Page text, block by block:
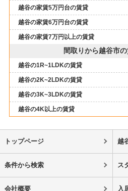
越谷の家賃5万円台の賃貸
越谷の家賃6万円台の賃貸
越谷の家賃7万円以上の賃貸
間取りから越谷市
越谷の1R~1LDKの賃貸
越谷の2K~2LDKの賃貸
越谷の3K~3LDKの賃貸
越谷の4K以上の賃貸
トップページ 越
条件から検索 ス
会社概要 入